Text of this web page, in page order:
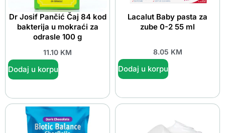
Dr Josif Pančić Čaj 84 kod
bakterija u mokraći za
odrasle 100 g
11.10 KM
Dodaj u korpu
Lacalut Baby pasta za
zube 0-2 55 ml
8.05 KM
Dodaj u korpu